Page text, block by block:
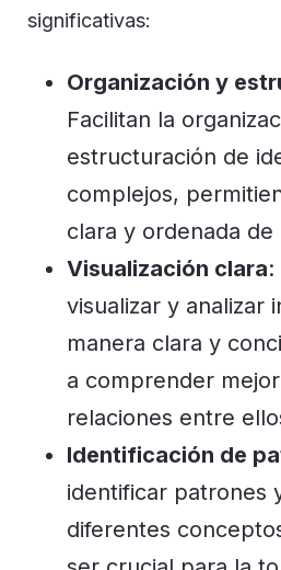
significativas:
Organización y
Facilitan la
estructuración de
complejos,
clara y ordenada de
Visualización clara:
visualizar y analizar
manera clara y
a comprender
relaciones entre
Identificación de
identificar patrones
diferentes